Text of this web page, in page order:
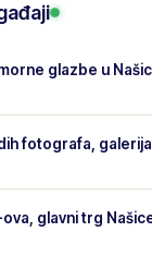
glazbe u
fotografa,
ova, glavni trg